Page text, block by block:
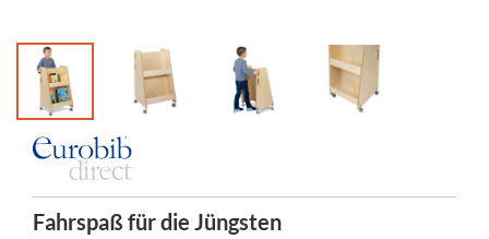
Fahrspaß für die Jüngsten